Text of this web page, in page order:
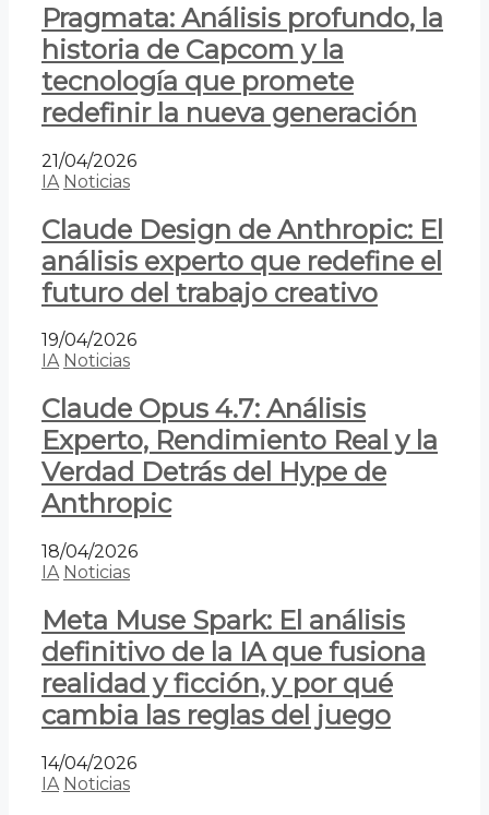
Pragmata: Análisis profundo, la
historia de Capcom y la
tecnología que promete
redefinir la nueva generación
21/04/2026
IA Noticias
Claude Design de Anthropic: El
análisis experto que redefine el
futuro del trabajo creativo
19/04/2026
IA Noticias
Claude Opus 4.7: Análisis
Experto, Rendimiento Real y la
Verdad Detrás del Hype de
Anthropic
18/04/2026
IA Noticias
Meta Muse Spark: El análisis
definitivo de la IA que fusiona
realidad y ficción, y por qué
cambia las reglas del juego
14/04/2026
IA Noticias